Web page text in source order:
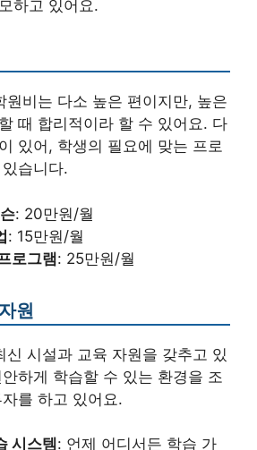
하고 있어요.
원비는 다소 높은 편이지만, 높은
때 합리적이라 할 수 있어요. 다
있어, 학생의 필요에 맞는 프로
습니다.
: 20만원/월
: 15만원/월
로그램: 25만원/월
원
신 시설과 교육 자원을 갖추고 있
하게 학습할 수 있는 환경을 조
를 하고 있어요.
시스템 : 언제 어디서든 학습 가